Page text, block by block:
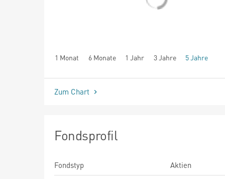
1 Monat 6 Monate 1 Jahr 3 Jahre 5 Jahre
seit Beginn
Zum Chart
Fondsprofil
Fondstyp
Aktien